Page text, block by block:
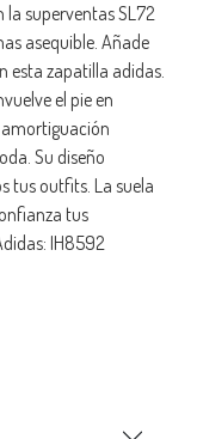
la superventas SL72
asequible. Añade
esta zapatilla adidas.
el pie en
Su diseño
tus outfits. La suela
tus
IH8592